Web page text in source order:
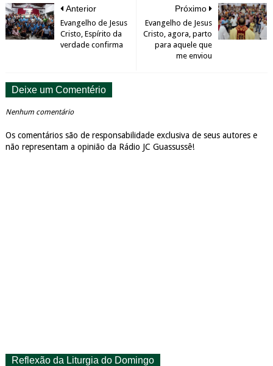
Próximo
Evangelho de Jesus
Cristo, agora, parto
para aquele que
me enviou
Anterior
Evangelho de Jesus
Cristo, Espírito da
verdade confirma
Deixe um Comentério
Nenhum comentário
Os comentários são de responsabilidade exclusiva de seus autores e
não representam a opinião da Rádio JC Guassussê!
Reflexão da Liturgia do Domingo